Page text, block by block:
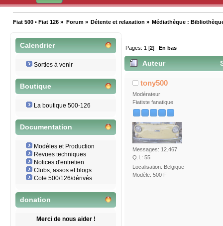
Fiat 500 • Fiat 126 » Forum» Détente et relaxation » Médiathèque :
Calendrier
Sorties à venir
Boutique
La boutique 500-126
Documentation
Modèles et Production
Revues techniques
Notices d'entretien
Clubs, assos et blogs
Cote 500/126/dérivés
donation
Merci de nous aider !
Pages: 1 [2] En bas
Auteur
tony500
Modérateur
Fiatiste fanatique
Messages: 12.467
Q.I.: 55
Localisation: Belgique
Modèle: 500 F